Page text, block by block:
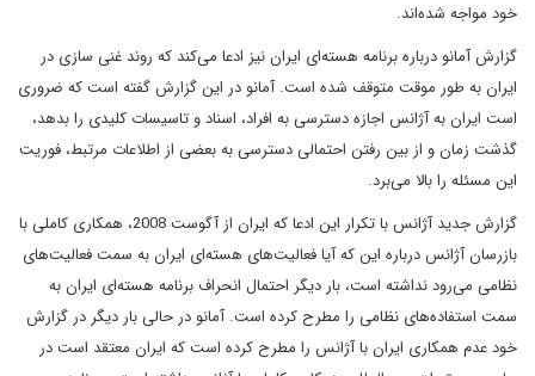
خود مواجه شده‌اند.
گزارش آمانو درباره برنامه هسته‌ای ایران نیز ادعا می‌کند که روند غنی سازی در
ایران به طور موقت متوقف شده است. آمانو در این گزارش گفته است که ضروری
است ایران به آژانس اجازه دسترسی به افراد، اسناد و تاسیسات کلیدی را بدهد،
گذشت زمان و از بین رفتن احتمالی دسترسی به بعضی از اطلاعات مرتبط، فوریت
این مسئله را بالا می‌برد.
گزارش جدید آژانس با تکرار این ادعا که ایران از آگوست 2008، همکاری کاملی با
بازرسان آژانس درباره این که آیا فعالیت‌های هسته‌ای ایران به سمت فعالیت‌های
نظامی می‌رود نداشته است، بار دیگر احتمال انحراف برنامه هسته‌ای ایران به
سمت استفاده‌های نظامی را مطرح کرده است. آمانو در حالی بار دیگر در گزارش
خود عدم همکاری ایران با آژانس را مطرح کرده است که ایران معتقد است در